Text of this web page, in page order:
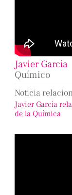
Javier García
Químico
Noticia
Javier García
de la Química